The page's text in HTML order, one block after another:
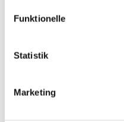
Funktionelle
Statistik
Marketing
Finn Wraae Poulsen
rydder op. Fra 10 år